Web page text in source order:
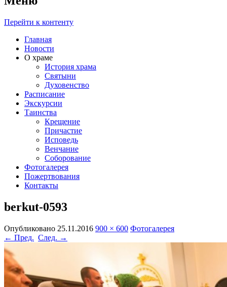
Перейти к контенту
Главная
Новости
О храме
История храма
Святыни
Духовенство
Расписание
Экскурсии
Таинства
Крещение
Причастие
Исповедь
Венчание
Соборование
Фотогалерея
Пожертвования
Контакты
berkut-0593
Опубликовано 25.11.2016 900 × 600 Фотогалерея
← Пред. След. →